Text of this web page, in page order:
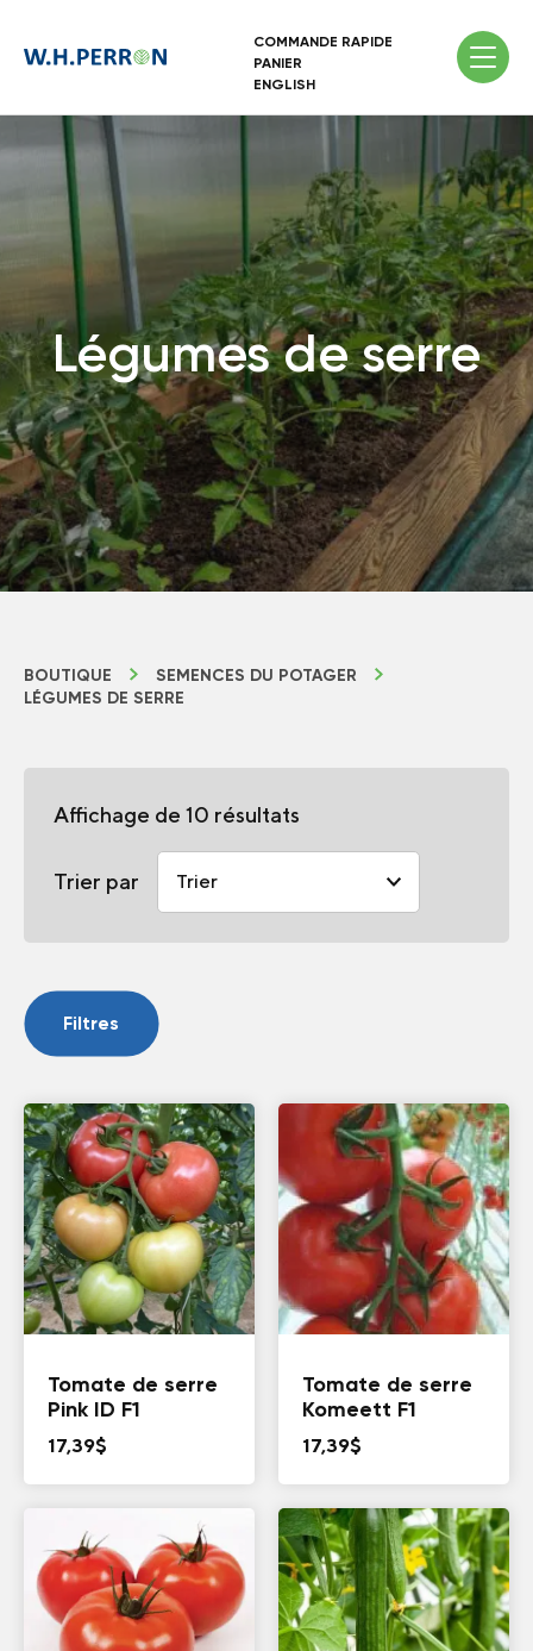
COMMANDE RAPIDE
PANIER
ENGLISH
Légumes de serre
BOUTIQUE
SEMENCES DU POTAGER
LÉGUMES DE SERRE
Affichage de 10 résultats
Trier par
Filtres
Tomate de serre
Pink ID F1
17,39$
Tomate de serre
Komeett F1
17,39$